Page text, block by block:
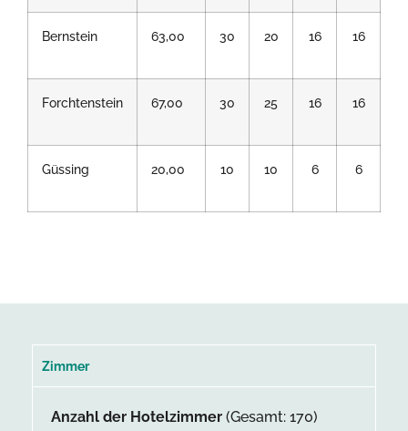
Bernstein 63,00 30 20 16 16
Forchtenstein 67,00 30 25 16 16
Güssing 20,00 10 10 6 6
Zimmer
Anzahl der Hotelzimmer (Gesamt: 170)